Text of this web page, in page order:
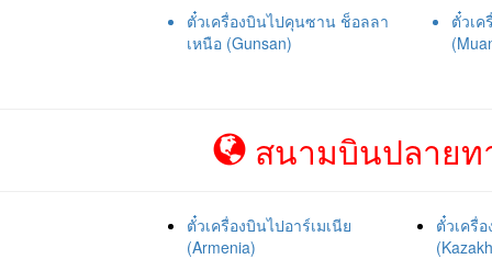
ตั๋วเครื่องบินไปคุนซาน ช็อลลา
เหนือ (Gunsan)
ตั๋วเ
สนามบินปลายท
ตั๋วเครื่องบินไปอาร์เมเนีย
(Armenia)
ตั๋วเครื่